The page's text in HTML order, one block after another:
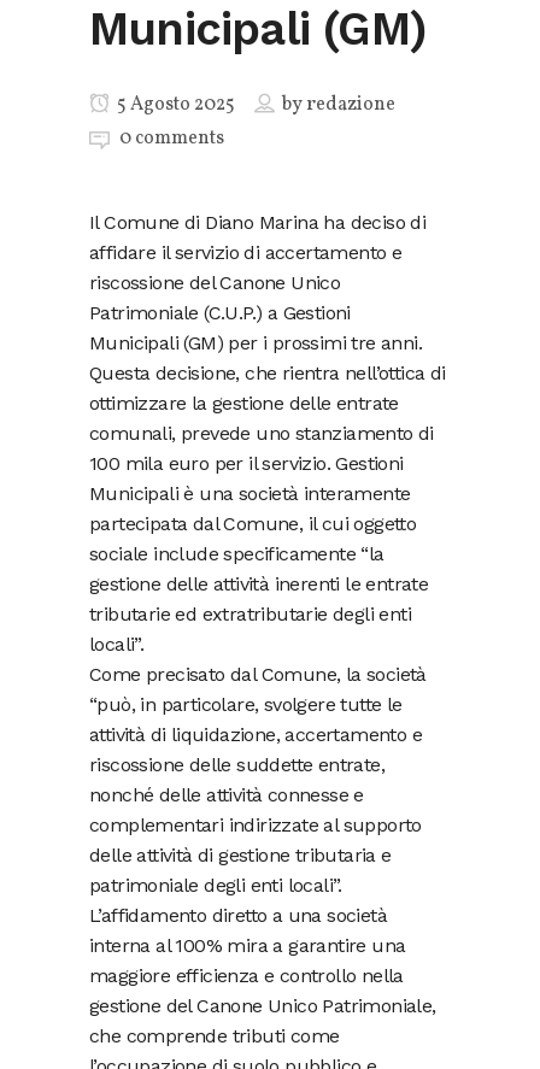
Municipali (GM)
5 Agosto 2025 byredazione
0 comments
Il Comune di Diano Marina ha deciso di
affidare il servizio di accertamento e
riscossione del Canone Unico
Patrimoniale (C.U.P.) a Gestioni
Municipali (GM) per i prossimi tre anni.
Questa decisione, che rientra nell’ottica di
ottimizzare la gestione delle entrate
comunali, prevede uno stanziamento di
100 mila euro per il servizio. Gestioni
Municipali è una società interamente
partecipata dal Comune, il cui oggetto
sociale include specificamente “la
gestione delle attività inerenti le entrate
tributarie ed extratributarie degli enti
locali”.
Come precisato dal Comune, la società
“può, in particolare, svolgere tutte le
attività di liquidazione, accertamento e
riscossione delle suddette entrate,
nonché delle attività connesse e
complementari indirizzate al supporto
delle attività di gestione tributaria e
patrimoniale degli enti locali”.
L’affidamento diretto a una società
interna al 100% mira a garantire una
maggiore efficienza e controllo nella
gestione del Canone Unico Patrimoniale,
che comprende tributi come